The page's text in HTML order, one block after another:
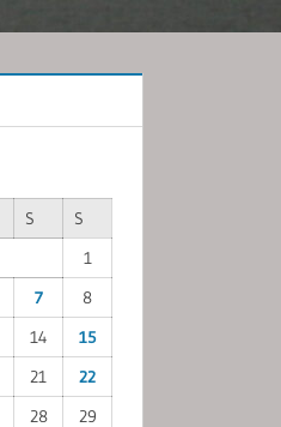
S
S
1
7
8
14
15
21
22
28
29